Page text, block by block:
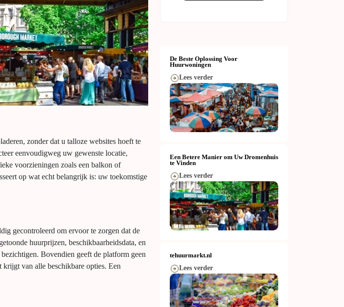
zonder dat u talloze websites hoeft te
eenvoudigweg uw gewenste locatie,
voorzieningen zoals een balkon of
op wat echt belangrijk is: uw toekomstige
gecontroleerd om ervoor te zorgen dat de
huurprijzen, beschikbaarheidsdata, en
Bovendien geeft de platform geen
krijgt van alle beschikbare opties. Een
De Beste Oplossing Voor
Huurwoningen
Lees verder
Een Betere Manier om Uw Dromenhuis
te Vinden
Lees verder
tehuurmarkt.nl
Lees verder